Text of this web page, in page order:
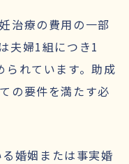
治療の費用の一部
夫婦1組につき1
られています。助成
の要件を満たす必
婚姻または事実婚